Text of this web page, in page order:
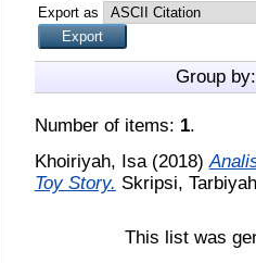
Export as
Group
Number of items: 1.
Khoiriyah, Isa(2018)
Toy Story. Skripsi,
This list was